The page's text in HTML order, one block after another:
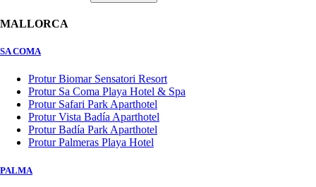
MALLORCA
SA COMA
Protur Biomar Sensatori Resort
Protur Sa Coma Playa Hotel & Spa
Protur Safari Park Aparthotel
Protur Vista Badía Aparthotel
Protur Badía Park Aparthotel
Protur Palmeras Playa Hotel
PALMA